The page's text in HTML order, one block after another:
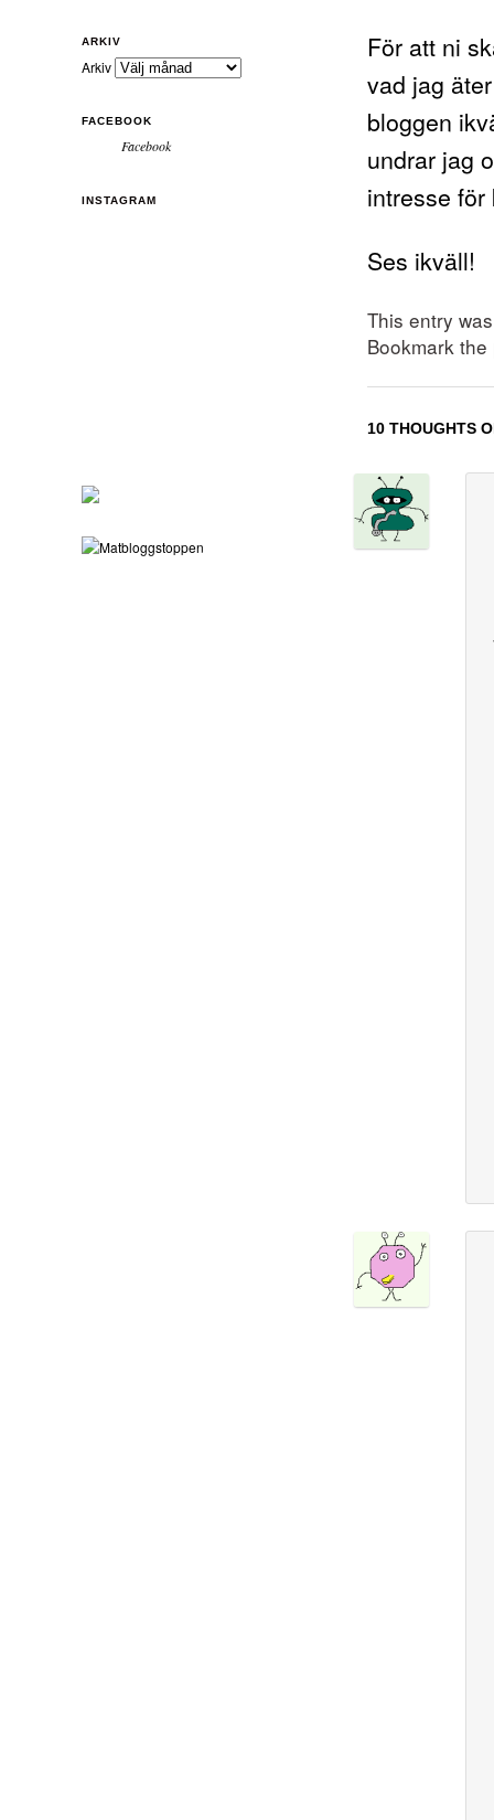
För att ni
vad jag
bloggen
undrar jag
intresse
Ses ikväll!
This entry
Bookmark the
10 THOUGHTS
ARKIV
Arkiv
FACEBOOK
Facebook
INSTAGRAM